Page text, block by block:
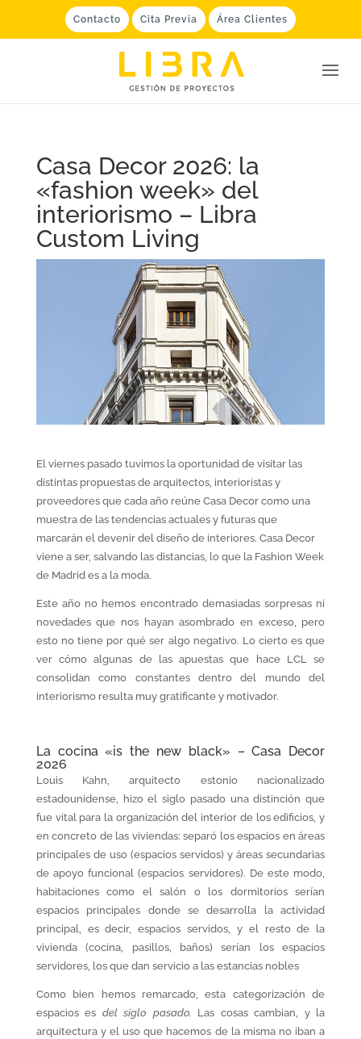
Contacto Cita Previa Área Clientes
Casa Decor 2026: la
«fashion week» del
interiorismo – Libra
Custom Living
El viernes pasado tuvimos la oportunidad de visitar las
distintas propuestas de arquitectos, interioristas y
proveedores que cada año reúne Casa Decor como una
muestra de las tendencias actuales y futuras que
marcarán el devenir del diseño de interiores. Casa Decor
viene a ser, salvando las distancias, lo que la Fashion Week
de Madrid es a la moda.
Este año no hemos encontrado demasiadas sorpresas ni
novedades que nos hayan asombrado en exceso, pero
esto no tiene por qué ser algo negativo. Lo cierto es que
ver cómo algunas de las apuestas que hace LCL se
consolidan como constantes dentro del mundo del
interiorismo resulta muy gratificante y motivador.
La cocina «is the new black» – Casa Decor
2026
Louis Kahn, arquitecto estonio nacionalizado
estadounidense, hizo el siglo pasado una distinción que
fue vital para la organización del interior de los edificios, y
en concreto de las viviendas: separó los espacios en áreas
principales de uso (espacios servidos) y áreas secundarias
de apoyo funcional (espacios servidores). De este modo,
habitaciones como el salón o los dormitorios serían
espacios principales donde se desarrolla la actividad
principal, es decir, espacios servidos, y el resto de la
vivienda (cocina, pasillos, baños) serían los espacios
servidores, los que dan servicio a las estancias nobles
Como bien hemos remarcado, esta categorización de
espacios es del siglo pasado. Las cosas cambian, y la
arquitectura y el uso que hacemos de la misma no iban a